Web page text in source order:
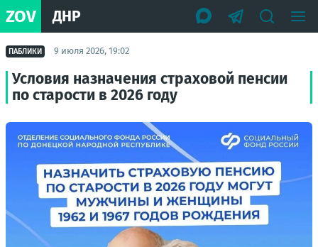
ZOV ДНР
ПАБЛИКИ 9 июля 2026, 19:02
Условия назначения страховой пенсии
по старости в 2026 году